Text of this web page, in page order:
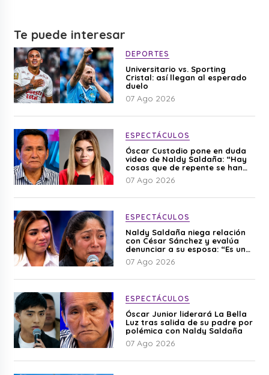
Te puede interesar
DEPORTES
Universitario vs. Sporting
Cristal: así llegan al esperado
duelo
07 Ago 2026
ESPECTÁCULOS
Óscar Custodio pone en duda
video de Naldy Saldaña: “Hay
cosas que de repente se han
editado”
07 Ago 2026
ESPECTÁCULOS
Naldy Saldaña niega relación
con César Sánchez y evalúa
denunciar a su esposa: “Es una
difamación”
07 Ago 2026
ESPECTÁCULOS
Óscar Junior liderará La Bella
Luz tras salida de su padre por
polémica con Naldy Saldaña
07 Ago 2026